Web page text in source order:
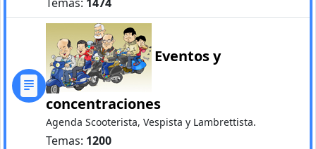
Eventos y
concentraciones
Agenda Scooterista, Vespista y Lambrettista.
Temas: 1200